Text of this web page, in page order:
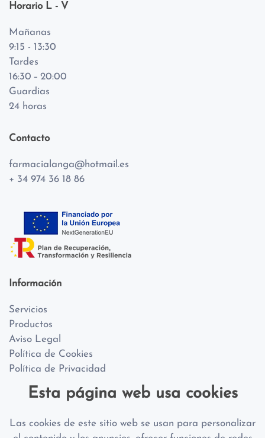
Horario L - V
Mañanas
9:15 - 13:30
Tardes
16:30 – 20:00
Guardias
24 horas
Contacto
farmacialanga@hotmail.es
+ 34 974 36 18 86
Información
Servicios
Productos
Aviso Legal
Política de Cookies
Política de Privacidad
Sobre Nosotros
Equipo
Esta página web usa cookies
Las cookies de este sitio web se usan para personalizar